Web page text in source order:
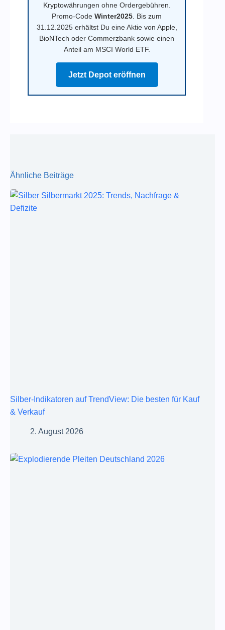
Kryptowährungen ohne Ordergebühren.
Promo-CodeWinter2025 . Bis zum
31.12.2025 erhältst Du eine Aktie von Apple,
BioNTech oder Commerzbank sowie einen
Anteil am MSCI World ETF.
Jetzt Depot eröffnen
Ähnliche Beiträge
Silber-Indikatoren auf TrendView: Die besten für Kauf
& Verkauf
2. August 2026